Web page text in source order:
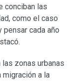
conciban las
como el caso
pensar cada año
zonas urbanas
migración a la